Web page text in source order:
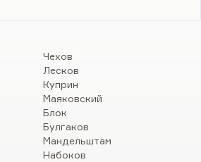
Чехов
Лесков
Куприн
Маяковский
Блок
Булгаков
Мандельштам
Набоков